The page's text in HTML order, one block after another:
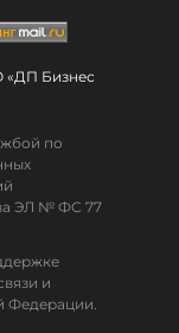
«ДП Бизнес
по
ЭЛ № ФС 77
и
Федерации.